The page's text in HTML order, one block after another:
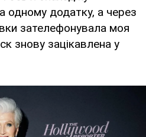
одному додатку, а через
зателефонувала моя
знову зацікавлена у